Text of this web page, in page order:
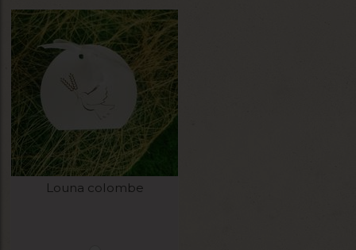
Louna colombe